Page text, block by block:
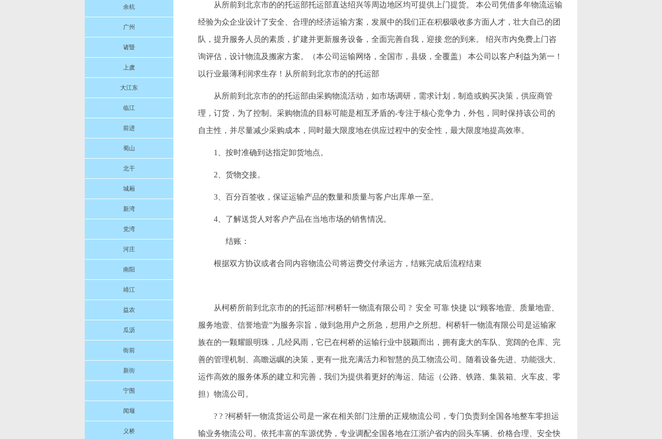
余杭
广州
诸暨
上虞
大江东
临江
前进
蜀山
北干
城厢
新湾
党湾
河庄
南阳
靖江
益农
瓜沥
衙前
新街
宁围
闻堰
义桥
从所前到北京市的的托运部托运部直达绍兴等周边地区均可提供上门提货。 本公司凭借多年物流运输
经验为众企业设计了安全、合理的经济运输方案，发展中的我们正在积极吸收多方面人才，壮大自己的团
队，提升服务人员的素质，扩建并更新服务设备，全面完善自我，迎接 您的到来。 绍兴市内免费上门咨
询评估，设计物流及搬家方案。（本公司运输网络，全国市，县级，全覆盖） 本公司以客户利益为第一！
以行业最薄利润求生存！从所前到北京市的的托运部
从所前到北京市的的托运部由采购物流活动，如市场调研，需求计划，制造或购买决策，供应商管
理，订货，为了控制。采购物流的目标可能是相互矛盾的-专注于核心竞争力，外包，同时保持该公司的
自主性，并尽量减少采购成本，同时最大限度地在供应过程中的安全性，最大限度地提高效率。
1、按时准确到达指定卸货地点。
2、货物交接。
3、百分百签收，保证运输产品的数量和质量与客户出库单一至。
4、了解送货人对客户产品在当地市场的销售情况。
结账：
根据双方协议或者合同内容物流公司将运费交付承运方，结账完成后流程结束
从柯桥所前到北京市的的托运部?柯桥轩一物流有限公司 ? 安全 可靠 快捷 以“顾客地壹、质量地壹、
服务地壹、信誉地壹”为服务宗旨，做到急用户之所急，想用户之所想。柯桥轩一物流有限公司是运输家
族在的一颗耀眼明珠，几经风雨，它已在柯桥的运输行业中脱颖而出，拥有庞大的车队、宽阔的仓库、完
善的管理机制、高瞻远瞩的决策，更有一批充满活力和智慧的员工物流公司。随着设备先进、功能强大、
运作高效的服务体系的建立和完善，我们为提供着更好的海运、陆运（公路、铁路、集装箱、火车皮、零
担）物流公司。
? ? ?柯桥轩一物流货运公司是一家在相关部门注册的正规物流公司，专门负责到全国各地整车零担运
输业务物流公司。依托丰富的车源优势，专业调配全国各地在江浙沪省内的回头车辆、价格合理、安全快